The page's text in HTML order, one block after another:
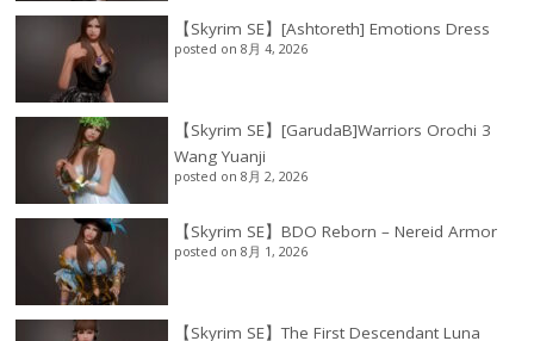
【Skyrim SE】[Ashtoreth] Emotions Dress
posted on 8月 4, 2026
【Skyrim SE】[GarudaB]Warriors Orochi 3
Wang Yuanji
posted on 8月 2, 2026
【Skyrim SE】BDO Reborn – Nereid Armor
posted on 8月 1, 2026
【Skyrim SE】The First Descendant Luna